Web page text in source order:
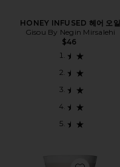
HONEY INFUSED 헤어 오일
Gisou By Negin Mirsalehi
$46